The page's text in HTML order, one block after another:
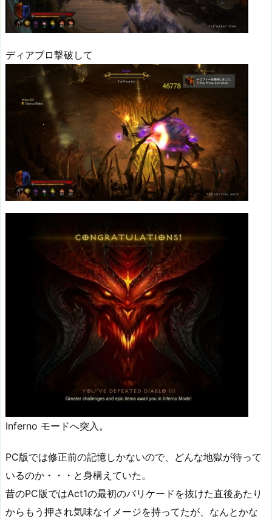
ディアブロ撃破して
Inferno モードへ突入。
PC版では修正前の記憶しかないので、どんな地獄が待って
いるのか・・・と身構えていた。
昔のPC版ではAct1の最初のバリケードを抜けた直後あたり
からもう押され気味なイメージを持ってたが、なんとかな